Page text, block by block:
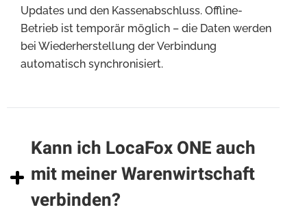
Updates und den Kassenabschluss. Offline-
Betrieb ist temporär möglich – die Daten werden
bei Wiederherstellung der Verbindung
automatisch synchronisiert.
Kann ich LocaFox ONE auch
mit meiner Warenwirtschaft
verbinden?